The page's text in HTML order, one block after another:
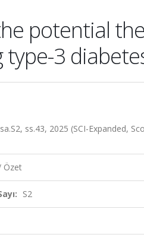
potential
type-3
ss.43, 2025 (SCI-Expanded,
Özet
S2